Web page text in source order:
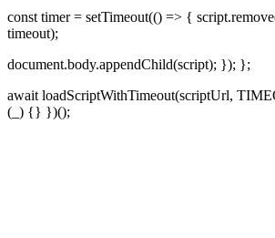
const timer = setTimeout(() => {
timeout);
document.body.appendChild(script); }); };
await loadScriptWithTimeout(scriptUrl,
(_) {} })();